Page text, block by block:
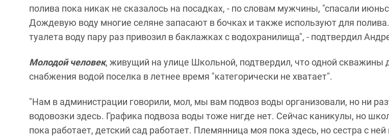
полива пока никак не сказалось на посадках, - по словам мужчины, "спасали
Дождевую воду многие селяне запасают в бочках и также используют для
туалета воду пару раз привозил в баклажках с водохранилища", - подтвердил
Молодой человек, живущий на улице Школьной, подтвердил, что одной скважины
снабжения водой поселка в летнее время "категорически не хватает".
"Нам в администрации говорили, мол, мы вам подвоз воды организовали, но ни
водовозки здесь. Графика подвоза воды тоже нигде нет. Сейчас каникулы, но
пока работает, детский сад работает. Племянница моя пока здесь, но сестра с